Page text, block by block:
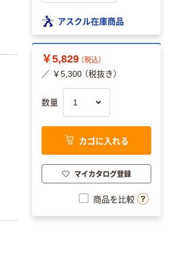
アスクル在庫商品
￥5,829 （税込）
／ ￥5,300 （税抜き）
数量
カゴに入れる
マイカタログ登録
商品を比較